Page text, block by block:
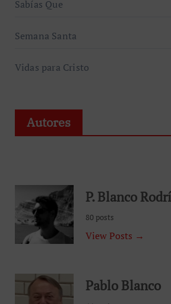
Sabías Que
Semana Santa
Vidas para Cristo
Autores
P. Blanco
80 posts
View Posts →
Pablo Blanco